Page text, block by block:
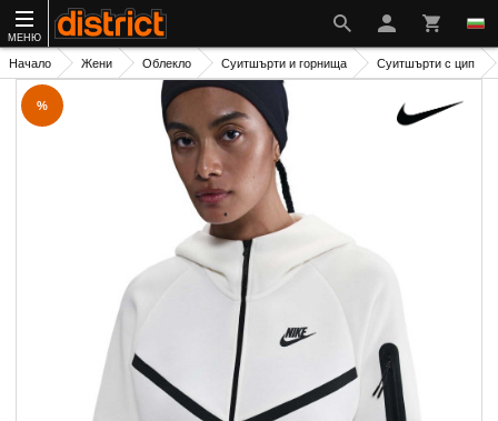
МЕНЮ
Начало Жени Облекло Суитшърти и горнища Суитшърти с цип
%